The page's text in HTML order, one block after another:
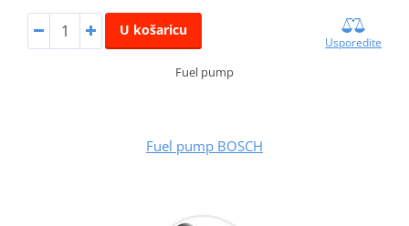
U košaricu
Usporedite
Fuel pump
Fuel pump BOSCH